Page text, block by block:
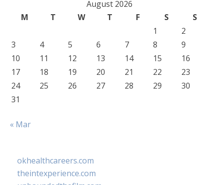
August 2026
M
T W T F S
S
1
2
3
4 5 6 7 8
9
10
11 12 13 14 15
16
17
18 19 20 21 22
23
24
25 26 27 28 29
30
31
« Mar
okhealthcareers.com
theintexperience.com